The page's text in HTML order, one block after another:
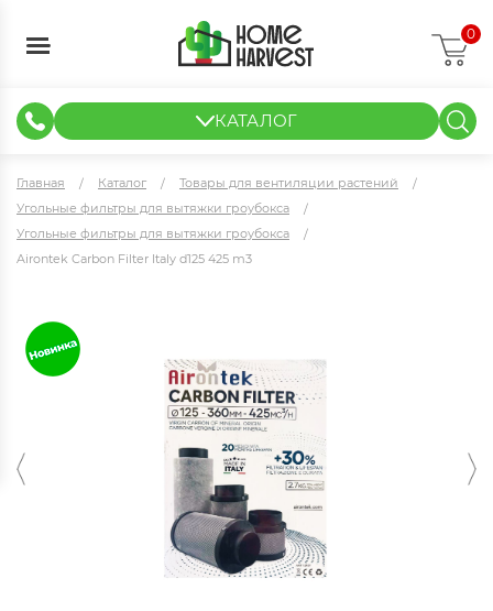
0
КАТАЛОГ
Главная Каталог
Товары для вентиляции растений
Угольные фильтры для вытяжки гроубокса
Угольные фильтры для вытяжки гроубокса
Airontek Carbon Filter Italy d125 425 m3